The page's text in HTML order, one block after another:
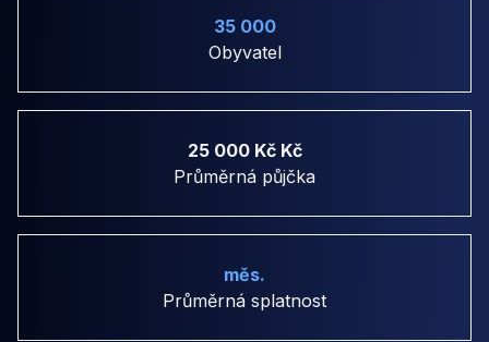
35 000
Obyvatel
25 000 Kč Kč
Průměrná půjčka
měs.
Průměrná splatnost